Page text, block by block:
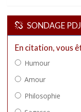
SONDAGE PDJ